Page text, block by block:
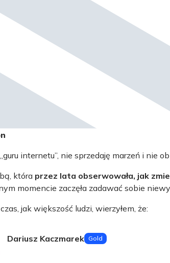
internetu”, nie sprzedaję marzeń i nie
która przez lata obserwowała, jak
momencie zaczęła zadawać sobie
czas, jak większość ludzi, wierzyłem, że:
praca zawsze się opłaca,
daje etat,
„jakoś się ułoży”.
Dariusz Kaczmarek Gold